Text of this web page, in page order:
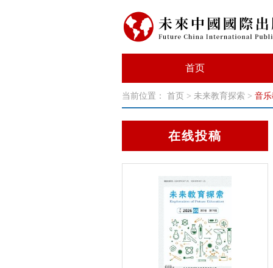
首页
当前位置： 首页 > 未来教育探索 > 音
在线投稿